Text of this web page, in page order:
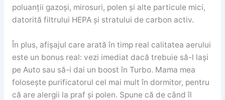
poluanții gazoși, mirosuri, polen și alte particule mici,
datorită filtrului HEPA și stratului de carbon activ.
În plus, afișajul care arată în timp real calitatea aerului
este un bonus real: vezi imediat dacă trebuie să-l lași
pe Auto sau să-i dai un boost în Turbo. Mama mea
folosește purificatorul cel mai mult în dormitor, pentru
că are alergii la praf și polen. Spune că de când îl